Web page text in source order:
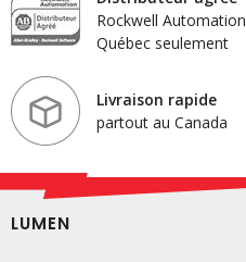
Rockwell Automation
Québec seulement
Livraison rapide
partout au Canada
LUMEN